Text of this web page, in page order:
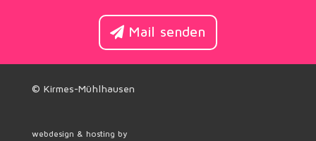
Mail senden
© Kirmes-Mühlhausen
webdesign & hosting by